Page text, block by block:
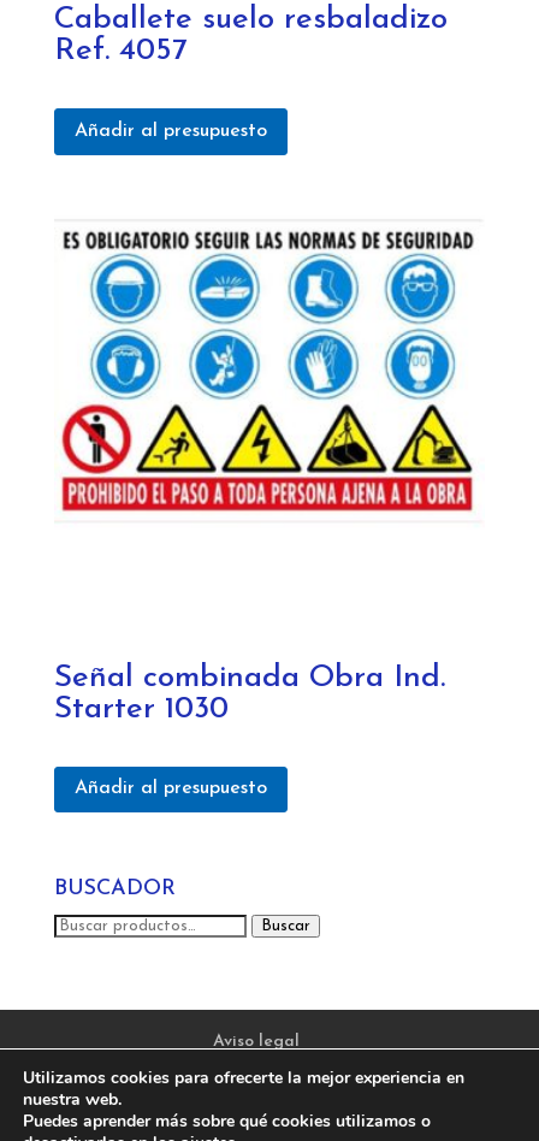
Caballete suelo resbaladizo
Ref. 4057
Añadir al presupuesto
Señal combinada Obra Ind.
Starter 1030
Añadir al presupuesto
BUSCADOR
Buscar
Buscar
Aviso legal
Política de privacidad y protección de datos
Utilizamos cookies para ofrecerte la mejor experiencia en
nuestra web.
Puedes aprender más sobre qué cookies utilizamos o